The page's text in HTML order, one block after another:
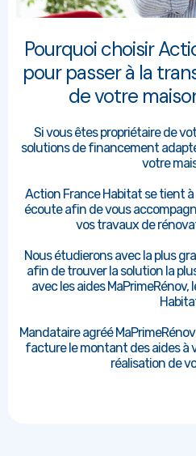
Pourquoi choisir
pour passer à la
de votre
Si vous êtes propriétaire de
solutions de financement
votre
Action France Habitat se tient
écoute afin de vous
vos travaux de
Nous étudierons avec la plus
afin de trouver la solution la
avec les aides MaPrimeRénov,
Mandataire agréé
facture le montant des aides à
réalisation de